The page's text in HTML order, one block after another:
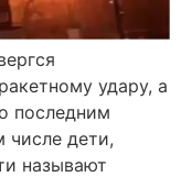
удару, а
последним
числе дети,
называют